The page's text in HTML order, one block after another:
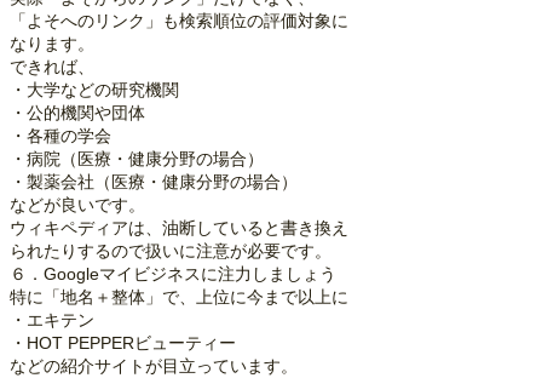
「よそへのリンク」も検索順位の評価対象に
なります。
できれば、
・大学などの研究機関
・公的機関や団体
・各種の学会
・病院（医療・健康分野の場合）
・製薬会社（医療・健康分野の場合）
などが良いです。
ウィキペディアは、油断していると書き換え
られたりするので扱いに注意が必要です。
６．Googleマイビジネスに注力しましょう
特に「地名＋整体」で、上位に今まで以上に
・エキテン
・HOT PEPPERビューティー
などの紹介サイトが目立っています。